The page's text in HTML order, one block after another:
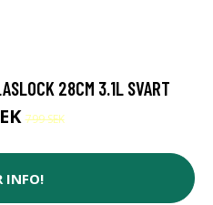
28CM 3.1L SVART
799 SEK
INFO!